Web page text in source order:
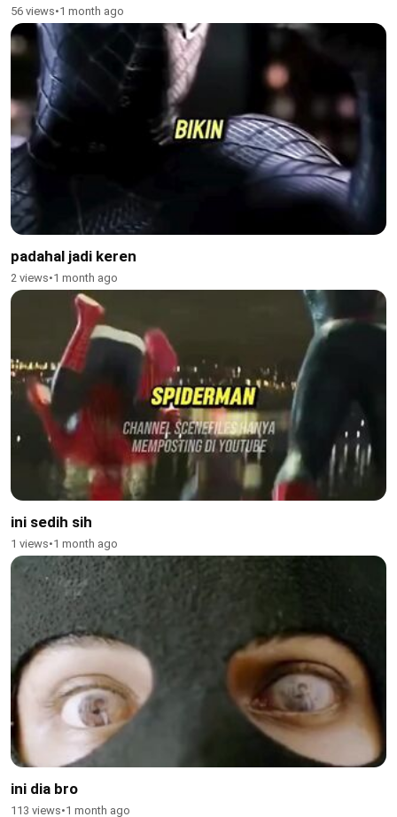
56 views•1 month ago
padahal jadi keren
2 views•1 month ago
ini sedih sih
1 views•1 month ago
ini dia bro
113 views•1 month ago